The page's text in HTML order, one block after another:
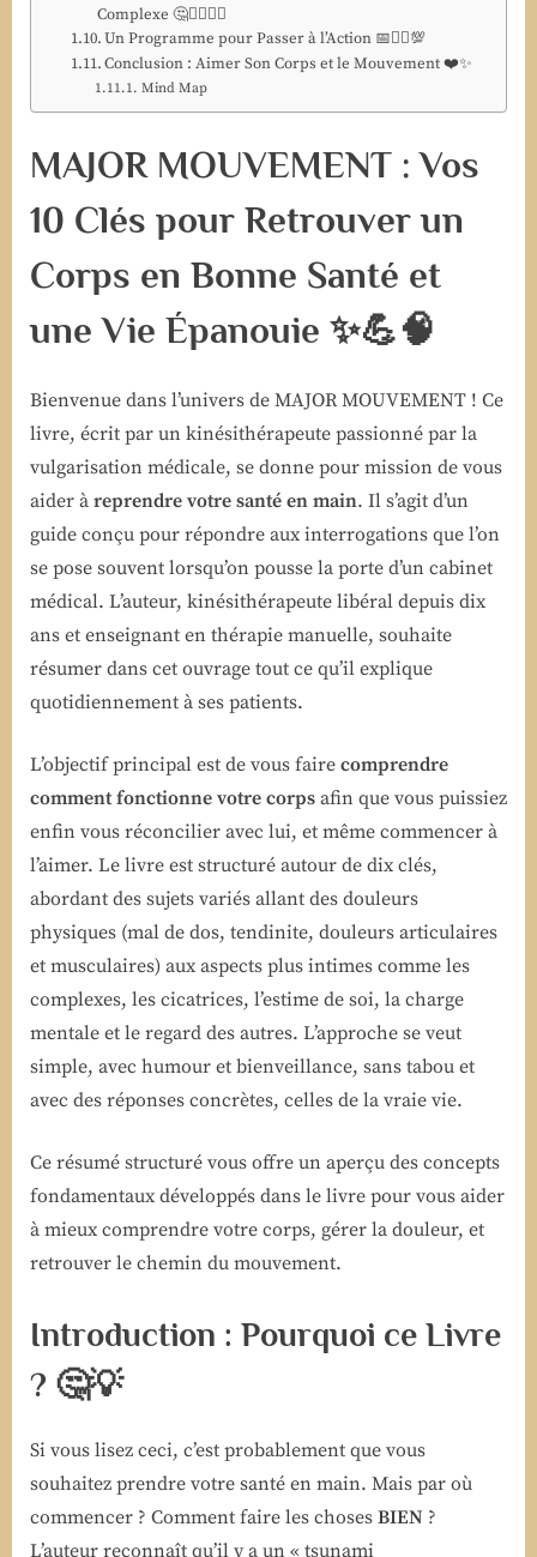
Complexe 🤔🤸‍♀️🧘‍♂️
Un Programme pour Passer à l’Action 📅🏋️‍♂️💯
Conclusion : Aimer Son Corps et le Mouvement ❤️✨
Mind Map
MAJOR MOUVEMENT : Vos
10 Clés pour Retrouver un
Corps en Bonne Santé et
une Vie Épanouie ✨💪🧠
Bienvenue dans l’univers de MAJOR MOUVEMENT ! Ce
livre, écrit par un kinésithérapeute passionné par la
vulgarisation médicale, se donne pour mission de vous
aider à reprendre votre santé en main. Il s’agit d’un
guide conçu pour répondre aux interrogations que l’on
se pose souvent lorsqu’on pousse la porte d’un cabinet
médical. L’auteur, kinésithérapeute libéral depuis dix
ans et enseignant en thérapie manuelle, souhaite
résumer dans cet ouvrage tout ce qu’il explique
quotidiennement à ses patients.
L’objectif principal est de vous faire comprendre
comment fonctionne votre corps afin que vous puissiez
enfin vous réconcilier avec lui, et même commencer à
l’aimer. Le livre est structuré autour de dix clés,
abordant des sujets variés allant des douleurs
physiques (mal de dos, tendinite, douleurs articulaires
et musculaires) aux aspects plus intimes comme les
complexes, les cicatrices, l’estime de soi, la charge
mentale et le regard des autres. L’approche se veut
simple, avec humour et bienveillance, sans tabou et
avec des réponses concrètes, celles de la vraie vie.
Ce résumé structuré vous offre un aperçu des concepts
fondamentaux développés dans le livre pour vous aider
à mieux comprendre votre corps, gérer la douleur, et
retrouver le chemin du mouvement.
Introduction : Pourquoi ce Livre
? 🤔💡
Si vous lisez ceci, c’est probablement que vous
souhaitez prendre votre santé en main. Mais par où
commencer ? Comment faire les choses BIEN ?
L’auteur reconnaît qu’il y a un « tsunami